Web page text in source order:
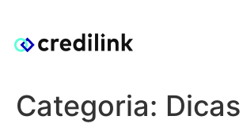
Categoria: Dicas